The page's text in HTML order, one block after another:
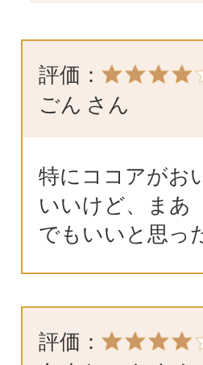
評価：
ごん さん
特にココアがお
いいけど、ま
でもいいと思っ
評価：